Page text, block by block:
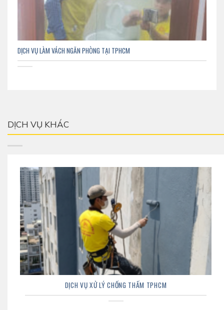
DỊCH VỤ LÀM VÁCH NGĂN PHÒNG TẠI TPHCM
DỊCH VỤ KHÁC
DỊCH VỤ XỬ LÝ CHỐNG THẤM TPHCM